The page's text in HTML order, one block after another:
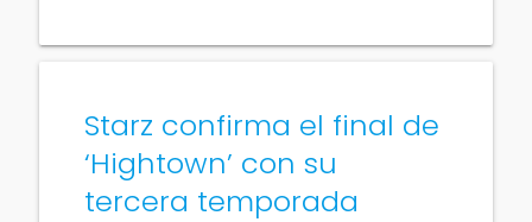
Starz confirma el final de
‘Hightown’ con su
tercera temporada